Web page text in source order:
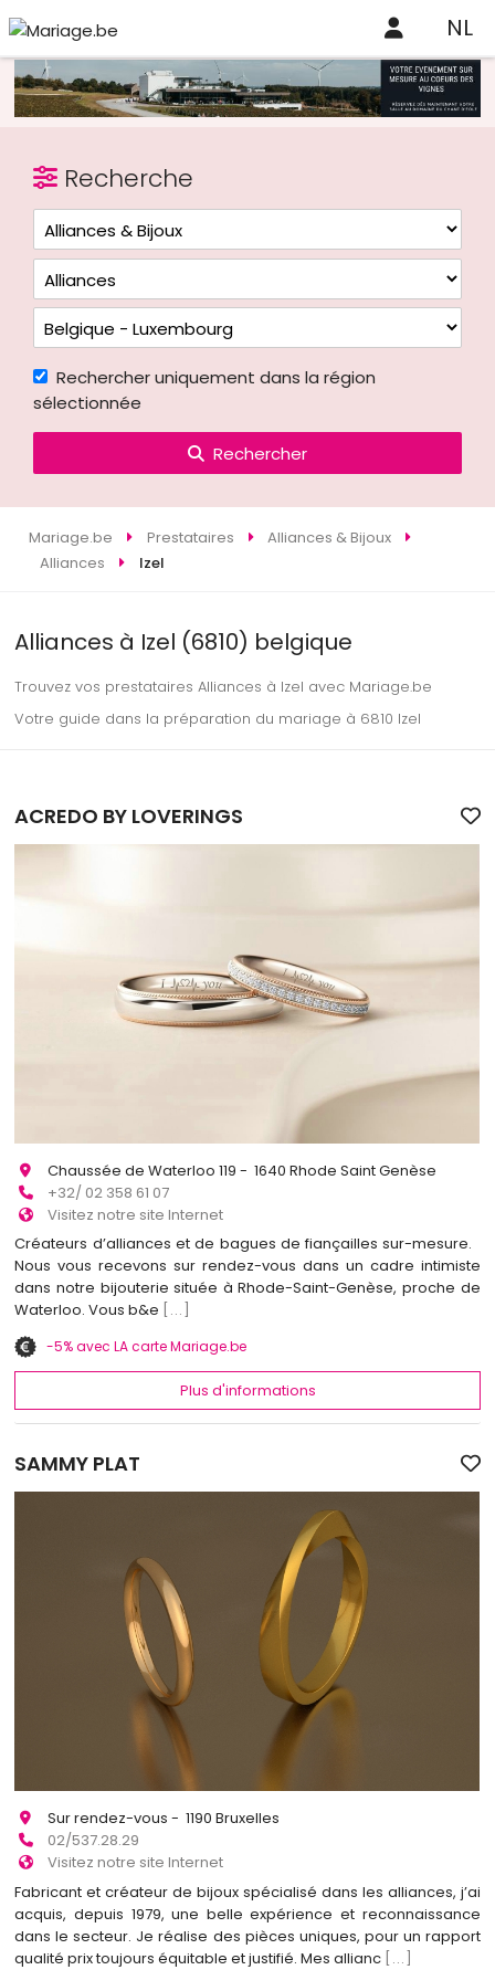
NL
Recherche
Rechercher uniquement dans la région
sélectionnée
Rechercher
Mariage.be Prestataires
Alliances & Bijoux
Alliances
Izel
Alliances à Izel (6810) belgique
Trouvez vos prestataires Alliances à Izel avec Mariage.be
Votre guide dans la préparation du mariage à 6810 Izel
ACREDO BY LOVERINGS
Chaussée de Waterloo 119 - 1640 Rhode Saint Genèse
+32/ 02 358 61 07
Visitez notre site Internet
Créateurs d’alliances et de bagues de fiançailles sur-mesure.
Nous vous recevons sur rendez-vous dans un cadre intimiste
dans notre bijouterie située à Rhode-Saint-Genèse, proche de
Waterloo. Vous b&e
[...]
-5% avec LA carte Mariage.be
Plus d'informations
SAMMY PLAT
Sur rendez-vous - 1190 Bruxelles
02/537.28.29
Visitez notre site Internet
Fabricant et créateur de bijoux spécialisé dans les alliances, j’ai
acquis, depuis 1979, une belle expérience et reconnaissance
dans le secteur. Je réalise des pièces uniques, pour un rapport
qualité prix toujours équitable et justifié. Mes allianc [...]